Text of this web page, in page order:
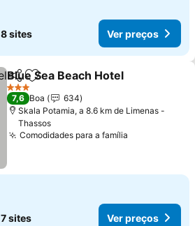
8 sites Ver preços
PartilharAdicionar aos favoritos
Blue Sea Beach Hotel
3 Estrelas
7,6 Boa
634
Skala Potamia, a 8.6 km de Limenas -
Thassos
Comodidades para a família
7 sites Ver preços